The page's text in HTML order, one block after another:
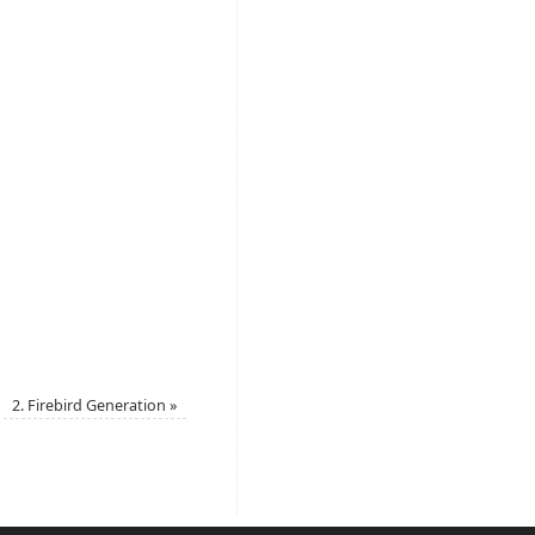
2. Firebird Generation»